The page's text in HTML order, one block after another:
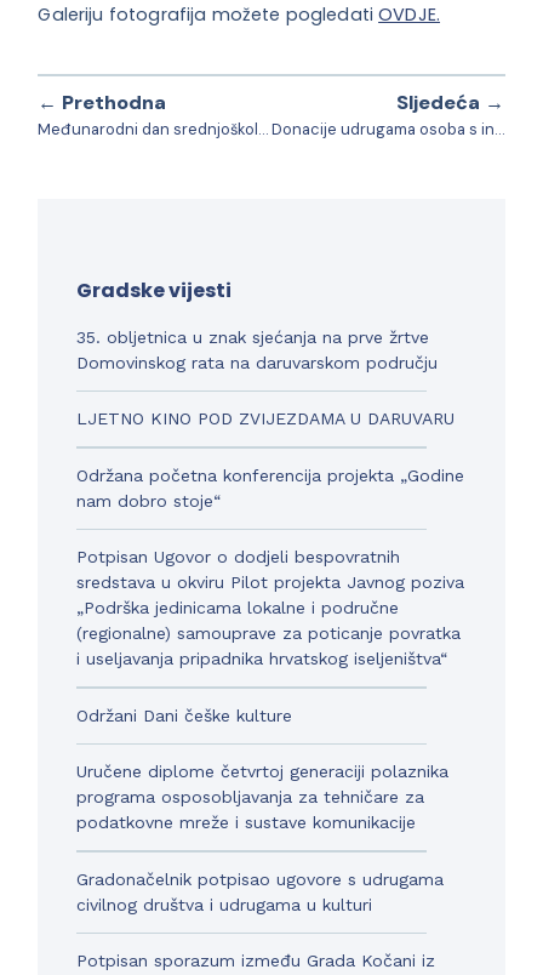
Galeriju fotografija možete pogledatiOVDJE.
← Prethodna
Međunarodni dan srednjoškolaca
Sljedeća →
Donacije udrugama osoba s invaliditetom u Daruvaru
Gradske vijesti
35. obljetnica u znak sjećanja na prve žrtve
Domovinskog rata na daruvarskom području
LJETNO KINO POD ZVIJEZDAMA U DARUVARU
Održana početna konferencija projekta „Godine
nam dobro stoje“
Potpisan Ugovor o dodjeli bespovratnih
sredstava u okviru Pilot projekta Javnog poziva
„Podrška jedinicama lokalne i područne
(regionalne) samouprave za poticanje povratka
i useljavanja pripadnika hrvatskog iseljeništva“
Održani Dani češke kulture
Uručene diplome četvrtoj generaciji polaznika
programa osposobljavanja za tehničare za
podatkovne mreže i sustave komunikacije
Gradonačelnik potpisao ugovore s udrugama
civilnog društva i udrugama u kulturi
Potpisan sporazum između Grada Kočani iz